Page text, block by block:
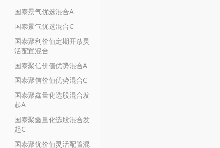
国泰景气优选混合A
国泰景气优选混合C
国泰聚利价值定期开放灵
活配置混合
国泰聚信价值优势混合A
国泰聚信价值优势混合C
国泰聚鑫量化选股混合发
起A
国泰聚鑫量化选股混合发
起C
国泰聚优价值灵活配置混